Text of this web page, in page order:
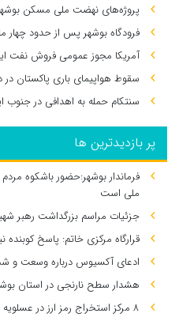
پروژه‌های نهضت ملی مسکن
فرودگاه بوشهر پس از حدود چهار
آمریکا مجوز عمومی فروش نفت
سقوط هواپیمای باری پاکستان در
سنتکام حمله به اهدافی در جنوب
پر بازدیدترین ها
فرماندار بوشهر:حضور باشکوه
ملی است
جزئیات مراسم بزرگداشت رهبر
قرارگاه مرکزی خاتم: پاسخ
ادعای آکسیوس درباره وسعت و
هشدار سطح نارنجی در استان
۸ مرکز استخراج رمز ارز در عسلویه متلاشی شد